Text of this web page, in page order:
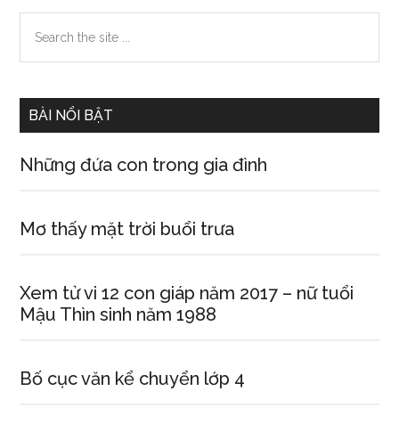
phán
đoán
tính
người
đàn
Primary
Sidebar
the
BÀI NỔI BẬT
Những đứa con trong gia đình
Mơ thấy mặt trời buổi trưa
Xem tử vi 12 con giáp năm 2017 – nữ tuổi
Mậu Thìn sinh năm 1988
Bố cục văn kể chuyển lớp 4